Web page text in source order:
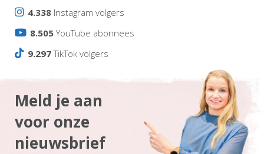
4.338 Instagram volgers
8.505YouTube abonnees
9.297TikTok volgers
Meld je aan
voor onze
nieuwsbrief